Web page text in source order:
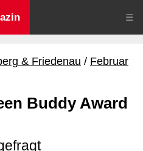
☰
& Friedenau
Februar
Buddy Award